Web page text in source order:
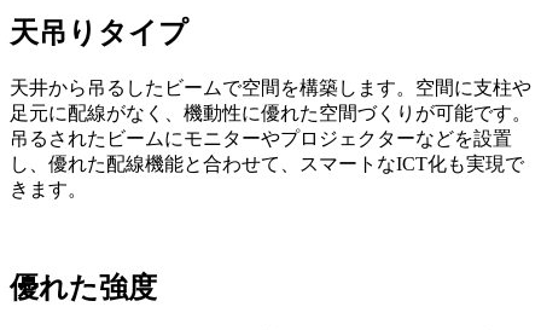
天吊りタイプ
天井から吊るしたビームで空間を構築します。空間に支柱や
足元に配線がなく、機動性に優れた空間づくりが可能です。
吊るされたビームにモニターやプロジェクターなどを設置
し、優れた配線機能と合わせて、スマートなICT化も実現で
きます。
優れた強度